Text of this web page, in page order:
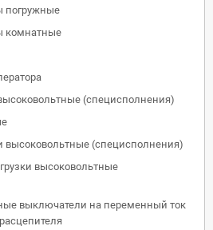
погружные
комнатные
(специсполнения)
(специсполнения)
высоковольтные
выключатели на переменный ток